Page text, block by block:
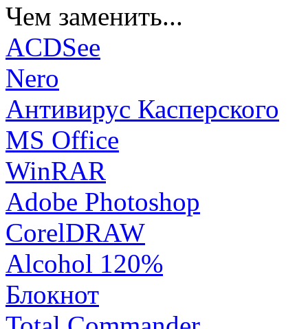
Чем заменить...
ACDSee
Nero
Антивирус Касперского
MS Office
WinRAR
Adobe Photoshop
CorelDRAW
Alcohol 120%
Блокнот